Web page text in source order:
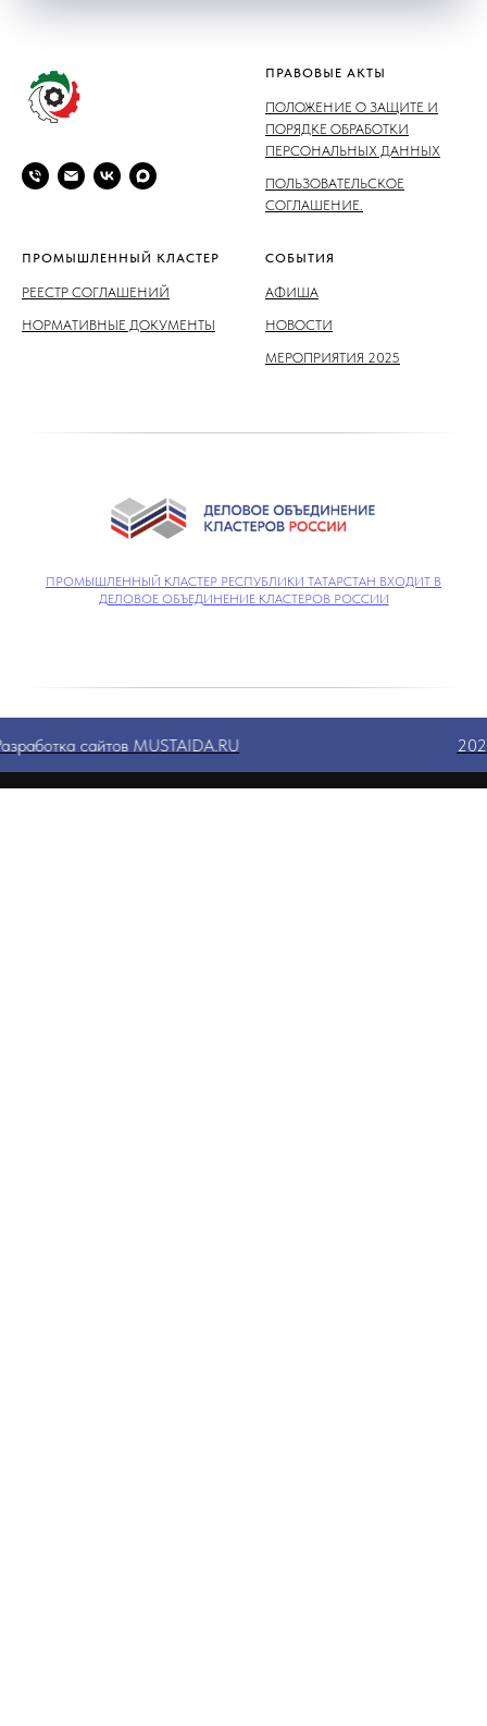
ПРАВОВЫЕ АКТЫ
ПОЛОЖЕНИЕ О ЗАЩИТЕ И
ПОРЯДКЕ ОБРАБОТКИ
ПЕРСОНАЛЬНЫХ ДАННЫХ
ПОЛЬЗОВАТЕЛЬСКОЕ
СОГЛАШЕНИЕ.
ПРОМЫШЛЕННЫЙ КЛАСТЕР
РЕЕСТР СОГЛАШЕНИЙ
НОРМАТИВНЫЕ ДОКУМЕНТЫ
СОБЫТИЯ
АФИША
НОВОСТИ
МЕРОПРИЯТИЯ 2025
ПРОМЫШЛЕННЫЙ КЛАСТЕР РЕСПУБЛИКИ ТАТАРСТАН ВХОДИТ В
ДЕЛОВОЕ ОБЪЕДИНЕНИЕ КЛАСТЕРОВ РОССИИ
сайтов MUSTAIDA.RU